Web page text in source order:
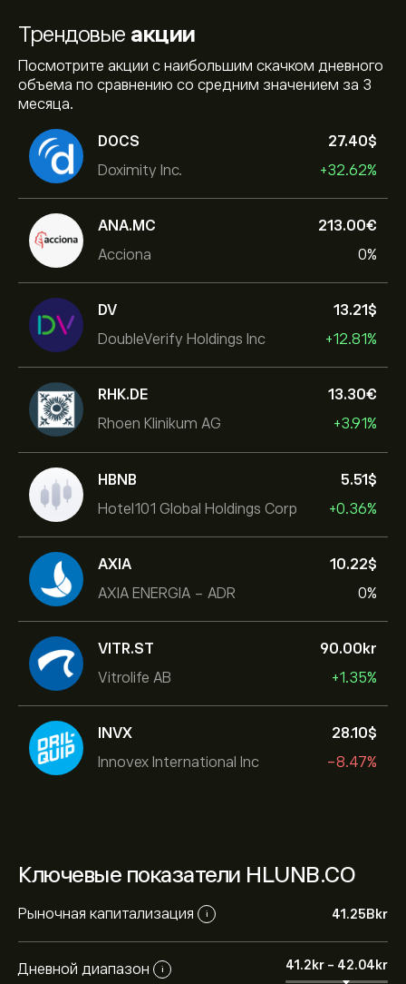
Трендовые акции
Посмотрите акции с наибольшим скачком дневного
объема по сравнению со средним значением за 3
месяца.
DOCS
Doximity Inc.
27.40‎$‎
+32.62%
ANA.MC
Acciona
213.00‎€‎
0%
DV
DoubleVerify Holdings Inc
13.21‎$‎
+12.81%
RHK.DE
Rhoen Klinikum AG
13.30‎€‎
+3.91%
HBNB
Hotel101 Global Holdings Corp
5.51‎$‎
+0.36%
AXIA
AXIA ENERGIA - ADR
10.22‎$‎
0%
VITR.ST
Vitrolife AB
90.00‎kr‎
+1.35%
INVX
Innovex International Inc
28.10‎$‎
-8.47%
Ключевые показатели HLUNB.CO
Рыночная капитализация i 41.25B‎kr‎
Дневной диапазон i 41.2‎kr‎ - 42.04‎kr‎